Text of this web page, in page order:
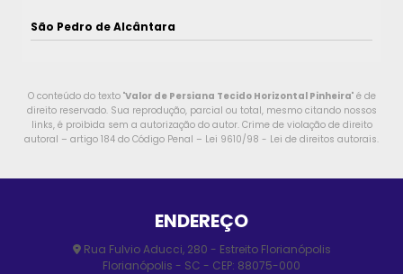
São Pedro de Alcântara
O conteúdo do texto "Valor de Persiana Tecido Horizontal Pinheira" é de
direito reservado. Sua reprodução, parcial ou total, mesmo citando nossos
links, é proibida sem a autorização do autor. Crime de violação de direito
autoral – artigo 184 do Código Penal – Lei 9610/98 - Lei de direitos autorais.
ENDEREÇO
Rua Fulvio Aducci, 280 - Estreito Florianópolis
Florianópolis - SC - CEP: 88075-000